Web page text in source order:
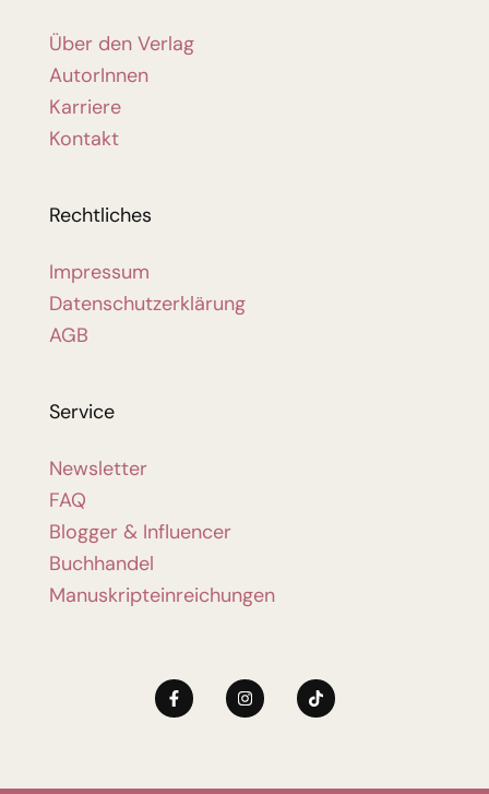
Über den Verlag
AutorInnen
Karriere
Kontakt
Rechtliches
Impressum
Datenschutzerklärung
AGB
Service
Newsletter
FAQ
Blogger & Influencer
Buchhandel
Manuskripteinreichungen